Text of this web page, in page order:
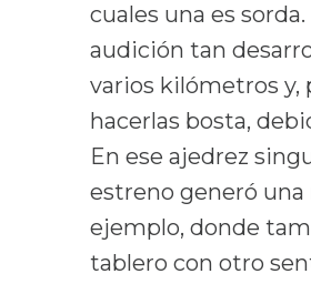
cuales una es
audición tan
varios kilómetros y,
hacerlas bosta,
En ese ajedrez
estreno generó
ejemplo, donde
tablero con otro